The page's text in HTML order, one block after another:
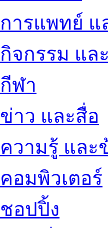
การแพทย์ แ
กิจกรรม แ
กีฬา
ข่าว และสื่อ
ความรู้ แล
คอมพิวเตอร์
ชอปปิ้ง